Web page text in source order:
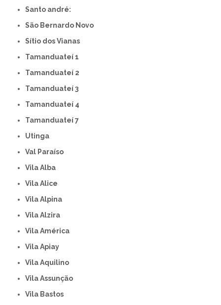
Santo andré:
São Bernardo Novo
Sítio dos Vianas
Tamanduateí 1
Tamanduateí 2
Tamanduateí 3
Tamanduateí 4
Tamanduateí 7
Utinga
Val Paraíso
Vila Alba
Vila Alice
Vila Alpina
Vila Alzira
Vila América
Vila Apiay
Vila Aquilino
Vila Assunção
Vila Bastos